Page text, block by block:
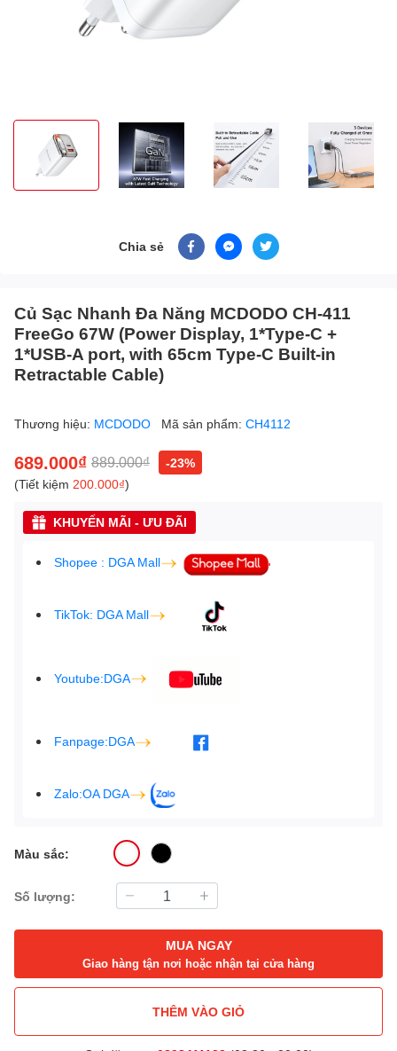
Chia sẻ
Củ Sạc Nhanh Đa Năng MCDODO CH-411
FreeGo 67W (Power Display, 1*Type-C +
1*USB-A port, with 65cm Type-C Built-in
Retractable Cable)
Thương hiệu: MCDODO Mã sản phẩm: CH4112
689.000₫ 889.000₫
-23%
(Tiết kiệm 200.000₫)
KHUYẾN MÃI - ƯU ĐÃI
Shopee : DGA Mall
TikTok: DGA Mall
Youtube:DGA
Fanpage:DGA
Zalo:OA DGA
Màu sắc:
Số lượng:
MUA NGAY
Giao hàng tận nơi hoặc nhận tại cửa hàng
THÊM VÀO GIỎ